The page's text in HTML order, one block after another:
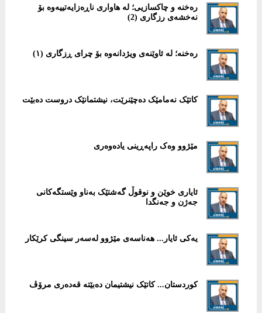
رەخنە و چاکسازیی؛ لە هاواری ناڕەزایەتییەوە بۆ
نەخشەی رزگاری (2)
رەخنە؛ لە ئاوێنەی ویژدانەوە بۆ چرای ڕزگاری (١)
کاتێک نەمامێک دەچێنرێت، نیشتمانێک دروست دەبێت
مێژوو وەک راپەڕینی یادەوەری
ئایاری خوێن و نوقوڵ گەشتێک بەناو وێستگەکانی
جەژن و جەنگدا
یەکی ئایار... هەناسەی مێژوو لەسەر سینگی کرێکار
کوردستان... کاتێک نیشتیمان دەبێتە قەدەری مرۆڤ